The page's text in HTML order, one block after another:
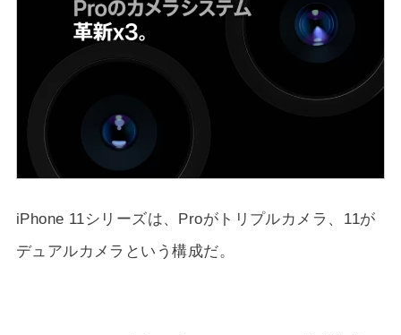
iPhone 11シリーズは、Proがトリプルカメラ、11が
デュアルカメラという構成だ。